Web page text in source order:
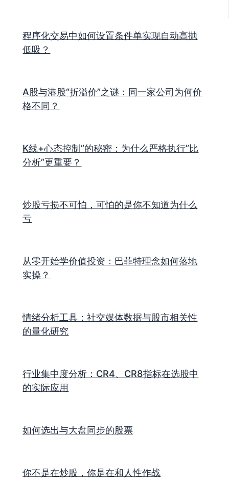
程序化交易中如何设置条件单实现自动高抛
低吸？
A股与港股“折溢价”之谜：同一家公司为何价
格不同？
K线+心态控制”的秘密：为什么严格执行”比
分析”更重要？
炒股亏损不可怕，可怕的是你不知道为什么
亏
从零开始学价值投资：巴菲特理念如何落地
实操？
情绪分析工具：社交媒体数据与股市相关性
的量化研究
行业集中度分析：CR4、CR8指标在选股中
的实际应用
如何选出与大盘同步的股票
你不是在炒股，你是在和人性作战